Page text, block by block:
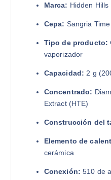
Marca: Hidden Hills
Cepa: Sangria
Tipo de producto:
vaporizador
Capacidad: 2 g
Concentrado:
Extract (HTE)
Construcción del
Elemento de
cerámica
Conexión: 510 de